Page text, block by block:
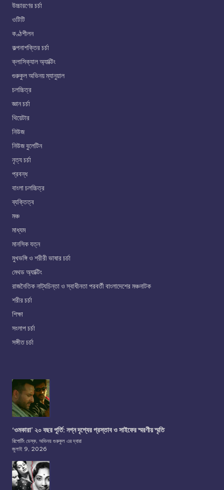
উচ্চারণের চর্চা
ওটিটি
কণ্ঠশীলন
কল্পনাশক্তির চর্চা
ক্লাসিক্যাল অ্যাক্টিং
গুরুকুল অভিনয় ম্যানুয়াল
চলচ্চিত্র
জ্ঞান চর্চা
থিয়েটার
নিউজ
নিউজ বুলেটিন
নৃত্য চর্চা
প্রবন্ধ
বাংলা চলচ্চিত্র
ব্যক্তিত্ব
মঞ্চ
মাধ্যম
মানসিক যত্ন
মুখভঙ্গি ও শরীরী ভাষার চর্চা
মেথড অ্যাক্টিং
রাজনৈতিক নাট্যচিন্তা ও স্বাধীনতা পরবর্তী বাংলাদেশের মঞ্চনাটক
শরীর চর্চা
শিক্ষা
সংলাপ চর্চা
সঙ্গীত চর্চা
‘ওমকারা’ ২০ বছর পূর্তি: নগ্ন দৃশ্যের প্রস্তাব ও সাইফের স্মরণীয় স্মৃতি
রিপোর্টিং ডেস্ক, অভিনয় গুরুকুল এর দ্বারা
জুলাই 9, 2026